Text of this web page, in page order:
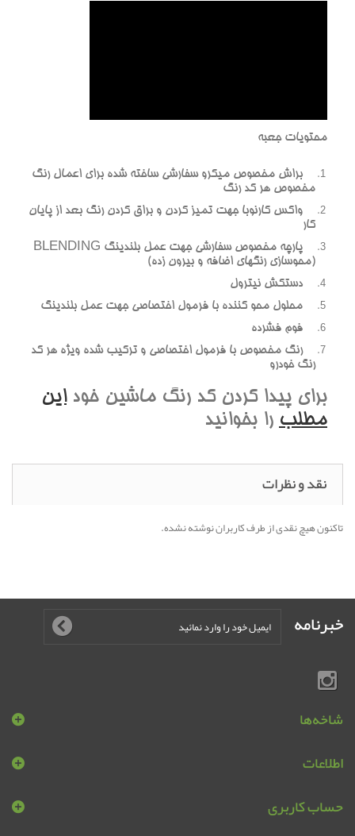
محتويات جعبه
براش مخصوص ميکرو سفارشي ساخته شده براي اعمال رنگ
مخصوص هر کد رنگ
واکس کارنوبا جهت تميز کردن و براق کردن رنگ بعد از پايان
کار
پارچه مخصوص سفارشي جهت عمل بلندينگ BLENDING
(محوسازي رنگهاي اضافه و بيرون زده)
دستکش نيترول
محلول محو کننده با فرمول اختصاصي جهت عمل بلندينگ
فوم فشرده
رنگ مخصوص با فرمول اختصاصي و ترکيب شده ويژه هر کد
رنگ خودرو
براي پيدا کردن کد رنگ ماشين خوداين
مطلب را بخوانيد
نقد و نظرات
تاکنون هیچ نقدی از طرف کاربران نوشته نشده.
خبرنامه
شاخه‌ها
اطلاعات
حساب کاربری